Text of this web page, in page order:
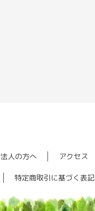
法人の方へ アクセス
特定商取引に基づく表記